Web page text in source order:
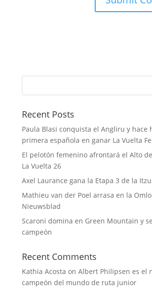
Recent Posts
Paula Blasi conquista el Angliru y hace
primera española en ganar La Vuelta
El pelotón femenino afrontará el Alto
La Vuelta 26
Axel Laurance gana la Etapa 3 de la
Mathieu van der Poel arrasa en la
Nieuwsblad
Scaroni domina en Green Mountain y
campeón
Recent Comments
Kathia Acosta on Albert Philipsen es el
campeón del mundo de ruta junior